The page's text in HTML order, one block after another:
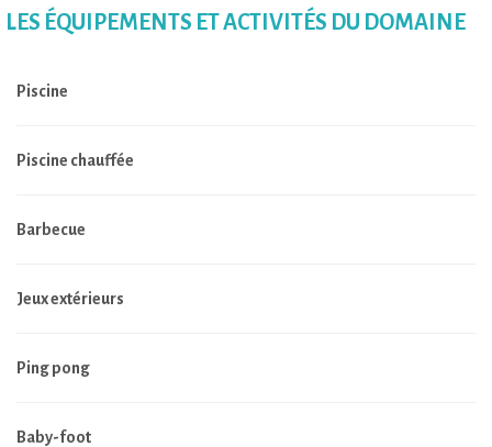
LES ÉQUIPEMENTS ET ACTIVITÉS DU DOMAINE
Piscine
Piscine chauffée
Barbecue
Jeux extérieurs
Ping pong
Baby-foot